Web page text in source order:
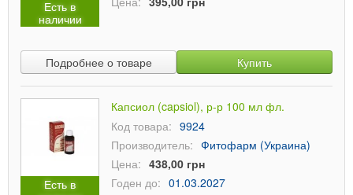
Есть в
наличии
Подробнее о товаре Купить
Есть в
Капсиол (capsiol), р-р 100 мл фл.
Код товара: 9924
Производитель: Фитофарм (Украина)
Цена: 438,00 грн
Годен до: 01.03.2027